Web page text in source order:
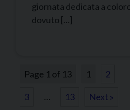
giornata dedicata a
dovuto […]
Page 1 of 13 1 2
3 … 13 Next »